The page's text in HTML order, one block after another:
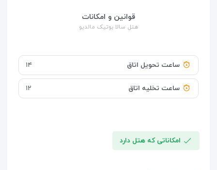
قوانین و امکانات
هتل سالا بوتیک مالدیو
ساعت تحویل اتاق ۱۴
ساعت تخلیه اتاق ۱۲
امکاناتی که هتل دارد